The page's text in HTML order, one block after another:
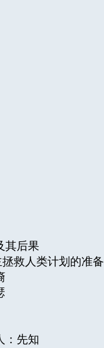
后果
救人类计划的准备
：先知